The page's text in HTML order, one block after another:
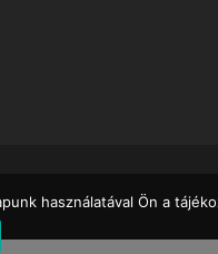
használatával Ön a